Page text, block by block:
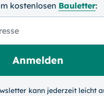
kosten­losen Bauletter:
kann jeder­zeit leicht